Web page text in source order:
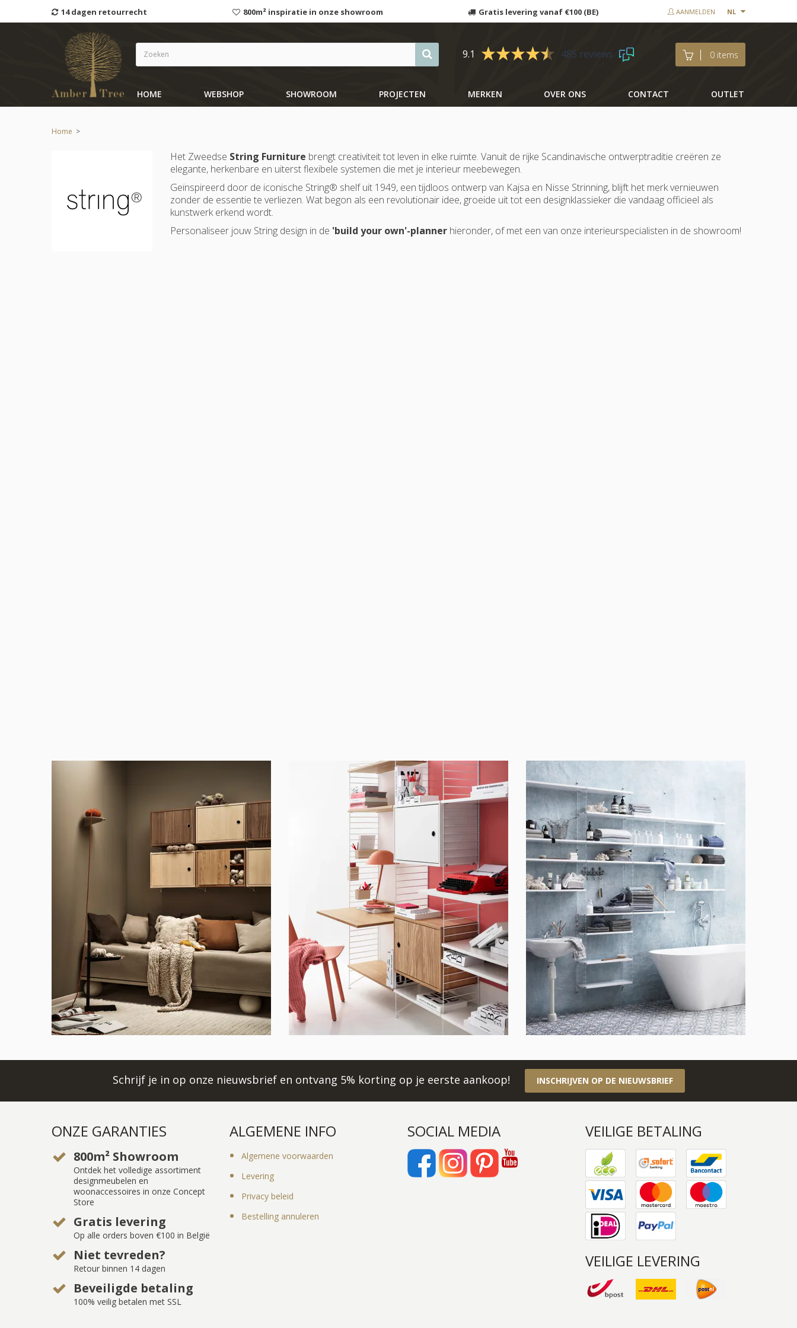
14 dagen retourrecht 800m² inspiratie in onze showroom Gratis levering vanaf €100 (BE) AANMELDEN NL
9.1 485 reviews 0 items
HOME WEBSHOP SHOWROOM PROJECTEN MERKEN OVER ONS CONTACT OUTLET
Home >
Het Zweedse String Furniture brengt creativiteit tot leven in elke ruimte. Vanuit de rijke Scandinavische ontwerptraditie creëren ze
elegante, herkenbare en uiterst flexibele systemen die met je interieur meebewegen.
Geïnspireerd door de iconische String® shelf uit 1949, een tijdloos ontwerp van Kajsa en Nisse Strinning, blijft het merk vernieuwen
zonder de essentie te verliezen. Wat begon als een revolutionair idee, groeide uit tot een designklassieker die vandaag officieel als
kunstwerk erkend wordt.
Personaliseer jouw String design in de 'build your own'-planner hieronder, of met een van onze interieurspecialisten in de showroom!
Schrijf je in op onze nieuwsbrief en ontvang 5% korting op je eerste aankoop! INSCHRIJVEN OP DE NIEUWSBRIEF
ONZE GARANTIES
800m² Showroom
Ontdek het volledige assortiment
designmeubelen en
woonaccessoires in onze Concept
Store
Gratis levering
Op alle orders boven €100 in België
Niet tevreden?
Retour binnen 14 dagen
Beveiligde betaling
100% veilig betalen met SSL
ALGEMENE INFO
Algemene voorwaarden
Levering
Privacy beleid
Bestelling annuleren
SOCIAL MEDIA VEILIGE BETALING
VEILIGE LEVERING